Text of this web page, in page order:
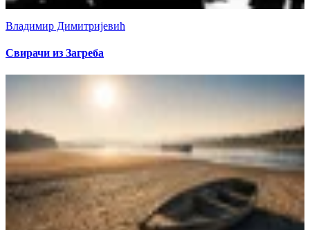
Владимир Димитријевић
Свирачи из Загреба